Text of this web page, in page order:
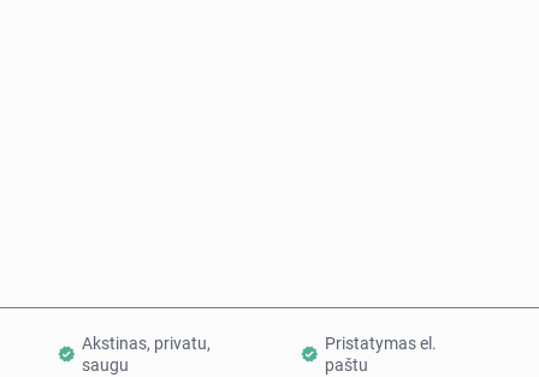
Akstinas, privatu,
saugu
Pristatymas el.
paštu